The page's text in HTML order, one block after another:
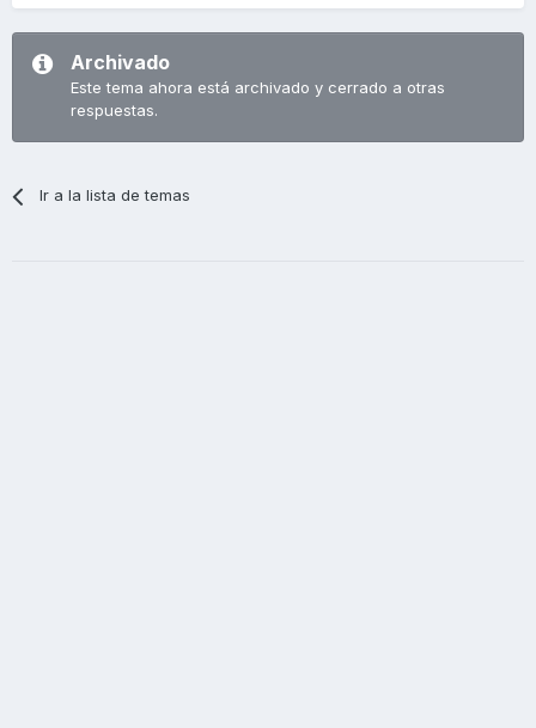
Archivado
Este tema ahora está archivado y cerrado a otras
respuestas.
Ir a la lista de temas